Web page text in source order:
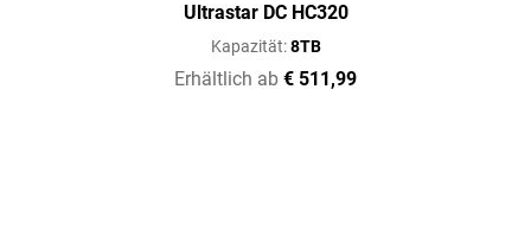
Ultrastar DC HC320
Kapazität:8TB
Erhältlich ab € 511,99